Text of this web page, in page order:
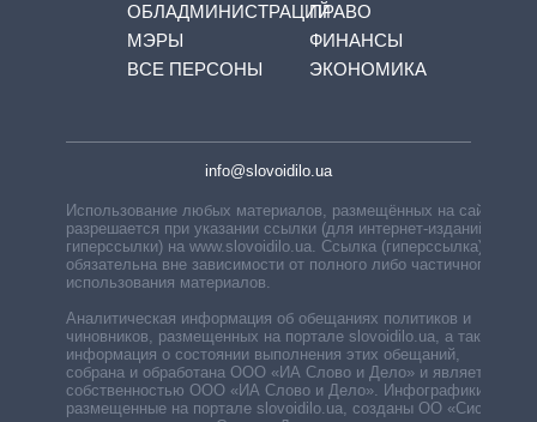
ОБЛАДМИНИСТРАЦИЙ
МЭРЫ
ВСЕ ПЕРСОНЫ
ПРАВО
ФИНАНСЫ
ЭКОНОМИКА
info@slovoidilo.ua
Использование любых материалов, размещённых на сайте,
разрешается при указании ссылки (для интернет-изданий —
гиперссылки) на www.slovoidilo.ua. Ссылка (гиперссылка)
обязательна вне зависимости от полного либо частичного
использования материалов.
Аналитическая информация об обещаниях политиков и
чиновников, размещенных на портале slovoidilo.ua, а также
информация о состоянии выполнения этих обещаний,
собрана и обработана ООО «ИА Слово и Дело» и является
собственностью ООО «ИА Слово и Дело». Инфографики,
размещенные на портале slovoidilo.ua, созданы ОО «Система